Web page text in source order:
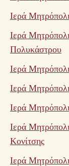
Ιερά
Ιερά
Πολυκάστρου
Ιερά
Ιερά
Ιερά
Ιερά
Κονίτσης
Ιερά